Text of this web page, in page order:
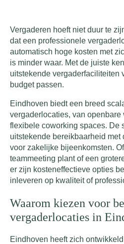
Vergaderen hoeft niet duur te
dat een professionele
automatisch hoge kosten met
is minder waar. Met de juiste
uitstekende vergaderfaciliteiten
budget passen.
Eindhoven biedt een breed
vergaderlocaties, van openbare
flexibele coworking spaces. De
uitstekende bereikbaarheid
voor zakelijke bijeenkomsten.
teammeeting plant of een
er zijn kosteneffectieve opties
inleveren op kwaliteit of
Waarom kiezen voor
vergaderlocaties in
Eindhoven heeft zich